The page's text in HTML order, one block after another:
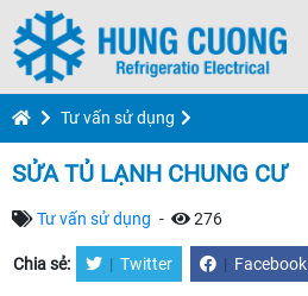
Tư vấn sử dụng
SỬA TỦ LẠNH CHUNG CƯ
Tư vấn sử dụng - 276
Chia sẻ: | Twitter | Facebook